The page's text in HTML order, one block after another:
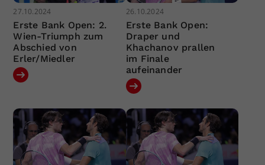
27.10.2024
Erste Bank Open: 2.
Wien-Triumph zum
Abschied von
Erler/Miedler
26.10.2024
Erste Bank Open:
Draper und
Khachanov prallen
im Finale
aufeinander